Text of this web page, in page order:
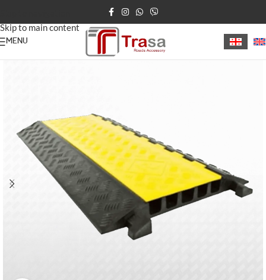
Skip to main content
MENU
მთავარი სიჩქარის შემზღუდავი ბარიერი